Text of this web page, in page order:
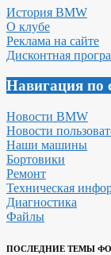
История BMW
О клубе
Реклама на сайте
Дисконтная
Навигация по
Новости BMW
Новости
Наши машины
Бортовики
Ремонт
Техническая
Диагностика
Файлы
ПОСЛЕДНИЕ ТЕМЫ